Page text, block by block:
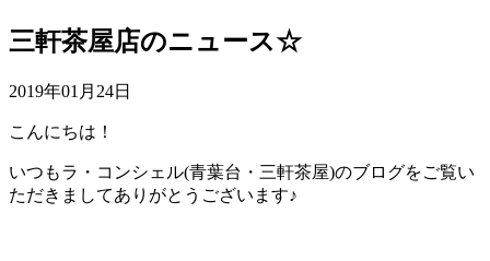
三軒茶屋店のニュース☆
2019年01月24日
こんにちは！
いつもラ・コンシェル(青葉台・三軒茶屋)のブログをご覧い
ただきましてありがとうございます♪